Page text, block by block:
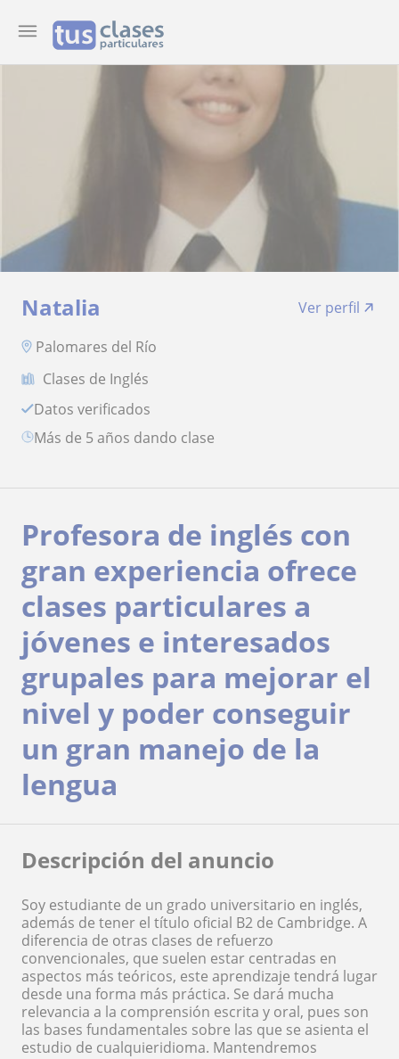
Natalia
Ver perfil
Palomares del Río
Clases de Inglés
Datos verificados
más de 5 años dando clase
Profesora de inglés con
gran experiencia ofrece
clases particulares a
jóvenes e interesados
grupales para mejorar el
nivel y poder conseguir
un gran manejo de la
lengua
Descripción del anuncio
Soy estudiante de un grado universitario en inglés,
además de tener el título oficial B2 de Cambridge. A
diferencia de otras clases de refuerzo
convencionales, que suelen estar centradas en
aspectos más teóricos, este aprendizaje tendrá lugar
desde una forma más práctica. Se dará mucha
relevancia a la comprensión escrita y oral, pues son
las bases fundamentales sobre las que se asienta el
estudio de cualquieridioma. Mantendremos